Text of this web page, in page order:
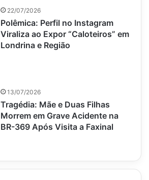
22/07/2026
Polêmica: Perfil no Instagram
Viraliza ao Expor “Caloteiros” em
Londrina e Região
13/07/2026
Tragédia: Mãe e Duas Filhas
Morrem em Grave Acidente na
BR-369 Após Visita a Faxinal